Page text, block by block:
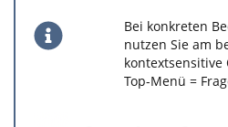
Bei konkreten
nutzen Sie am
Top-Menü =